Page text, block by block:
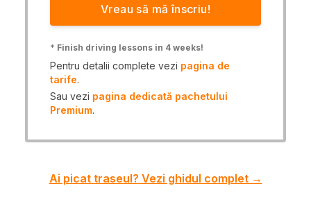
Vreau să mă înscriu!
* Finish driving lessons in 4 weeks!
Pentru detalii complete vezi pagina de
tarife.
Sau vezi pagina dedicată pachetului
Premium.
Ai picat traseul? Vezi ghidul complet →